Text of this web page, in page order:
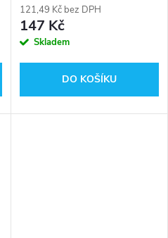
700ml
121,49 Kč bez DPH
147 Kč
Skladem
DO KOŠÍKU